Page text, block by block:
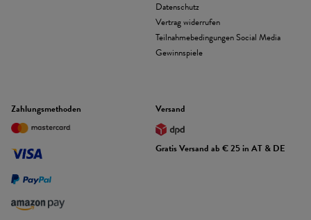
Datenschutz
Vertrag widerrufen
Teilnahmebedingungen Social Media
Gewinnspiele
Zahlungsmethoden Versand
Gratis Versand ab € 25 in AT & DE